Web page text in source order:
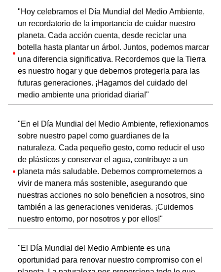
"Hoy celebramos el Día Mundial del Medio Ambiente,
un recordatorio de la importancia de cuidar nuestro
planeta. Cada acción cuenta, desde reciclar una
botella hasta plantar un árbol. Juntos, podemos marcar
una diferencia significativa. Recordemos que la Tierra
es nuestro hogar y que debemos protegerla para las
futuras generaciones. ¡Hagamos del cuidado del
medio ambiente una prioridad diaria!"
"En el Día Mundial del Medio Ambiente, reflexionamos
sobre nuestro papel como guardianes de la
naturaleza. Cada pequeño gesto, como reducir el uso
de plásticos y conservar el agua, contribuye a un
planeta más saludable. Debemos comprometernos a
vivir de manera más sostenible, asegurando que
nuestras acciones no solo beneficien a nosotros, sino
también a las generaciones venideras. ¡Cuidemos
nuestro entorno, por nosotros y por ellos!"
"El Día Mundial del Medio Ambiente es una
oportunidad para renovar nuestro compromiso con el